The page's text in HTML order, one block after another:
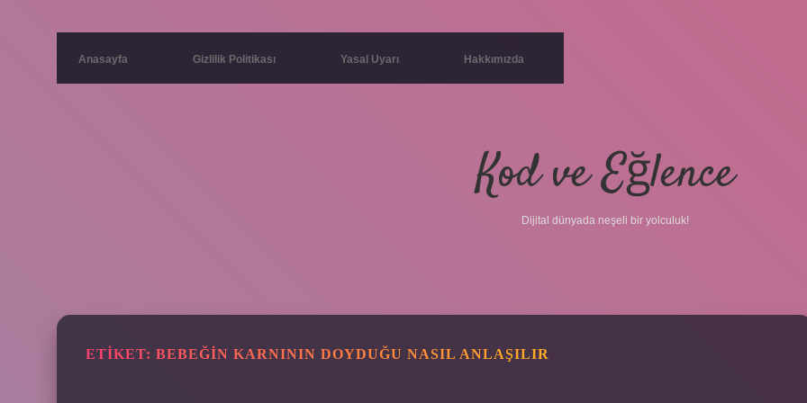
Anasayfa Gizlilik Politikası Yasal Uyarı Hakkımızda
Kod ve Eğlence
Dijital dünyada neşeli bir yolculuk!
ETIKET: BEBEĞIN KARNININ DOYDUĞU NASIL ANLAŞILIR